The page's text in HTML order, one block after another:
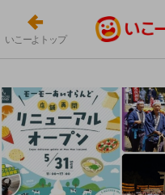
いこーよトップ